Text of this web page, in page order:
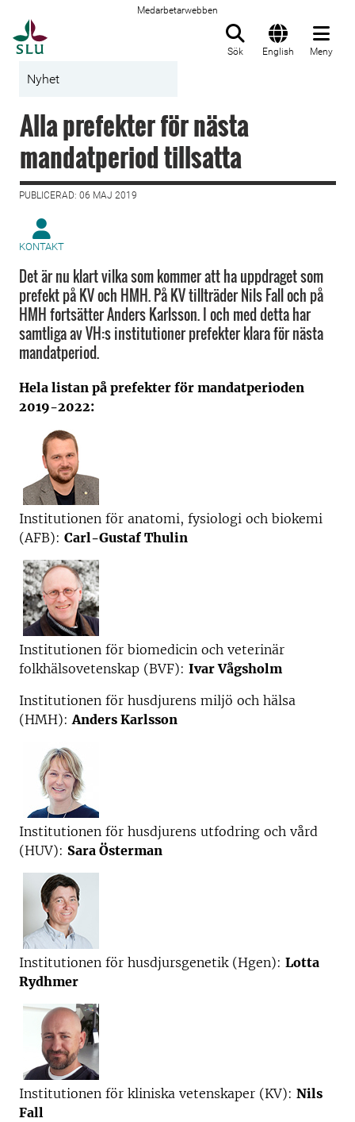
Medarbetarwebben
Sök English Meny
Nyhet
Alla prefekter för nästa
mandatperiod tillsatta
PUBLICERAD: 06 MAJ 2019
KONTAKT
Det är nu klart vilka som kommer att ha uppdraget som
prefekt på KV och HMH. På KV tillträder Nils Fall och på
HMH fortsätter Anders Karlsson. I och med detta har
samtliga av VH:s institutioner prefekter klara för nästa
mandatperiod.
Hela listan på prefekter för mandatperioden
2019-2022:
Institutionen för anatomi, fysiologi och biokemi
(AFB): Carl-Gustaf Thulin
Institutionen för biomedicin och veterinär
folkhälsovetenskap (BVF): Ivar Vågsholm
Institutionen för husdjurens miljö och hälsa
(HMH):Anders Karlsson
Institutionen för husdjurens utfodring och vård
(HUV): Sara Österman
Institutionen för husdjursgenetik (Hgen): Lotta
Rydhmer
Institutionen för kliniska vetenskaper (KV): Nils
Fall